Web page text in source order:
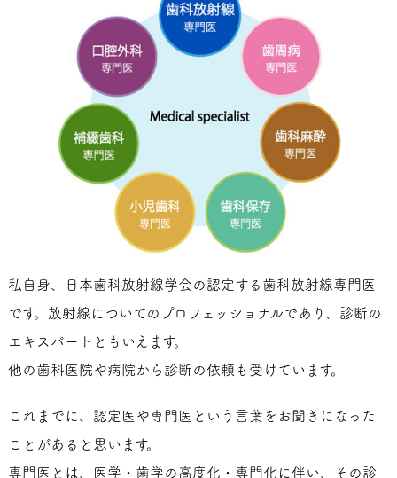
私自身、日本歯科放射線学会の認定する歯科放射線専門医
です。放射線についてのプロフェッショナルであり、診断の
エキスパートともいえます。
他の歯科医院や病院から診断の依頼も受けています。
これまでに、認定医や専門医という言葉をお聞きになった
ことがあると思います。
専門医とは、医学・歯学の高度化・専門化に伴い、その診